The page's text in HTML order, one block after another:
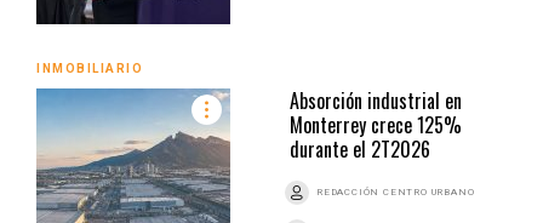
INMOBILIARIO
Absorción industrial en
Monterrey crece 125%
durante el 2T2026
REDACCIÓN CENTRO URBANO